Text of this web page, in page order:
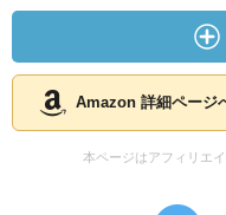
Amazon 詳細ページ
本ページはアフィリエ